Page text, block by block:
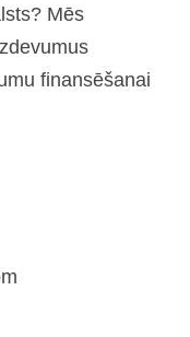
Mēs
finansēšanai